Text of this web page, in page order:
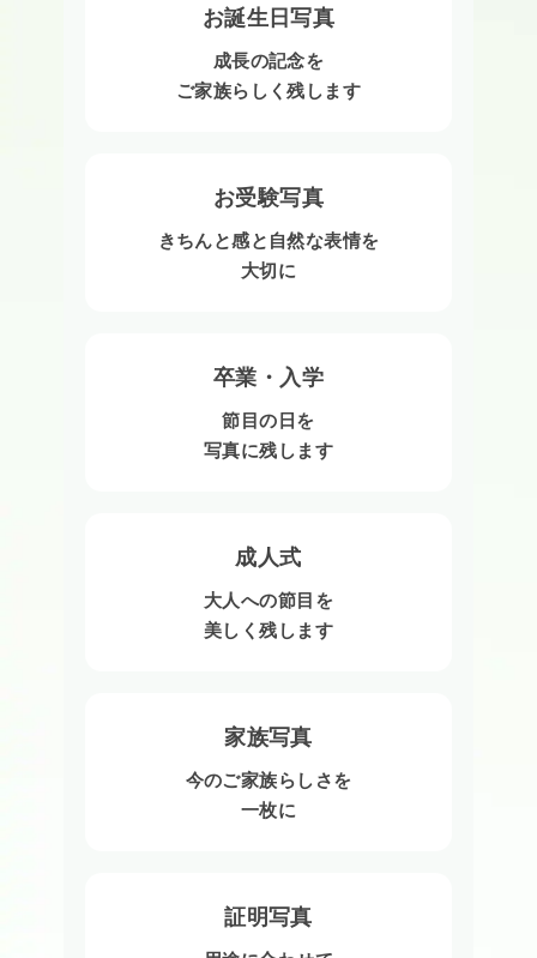
お誕生日写真
成長の記念を
ご家族らしく残します
お受験写真
きちんと感と自然な表情を
大切に
卒業・入学
節目の日を
写真に残します
成人式
大人への節目を
美しく残します
家族写真
今のご家族らしさを
一枚に
証明写真